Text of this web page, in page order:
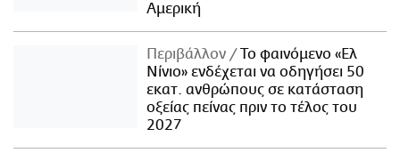
Αμερική
Περιβάλλον
Το φαινόμενο «Ελ
Νίνιο» ενδέχεται να οδηγήσει 50
εκατ. ανθρώπους σε κατάσταση
οξείας πείνας πριν το τέλος του
2027